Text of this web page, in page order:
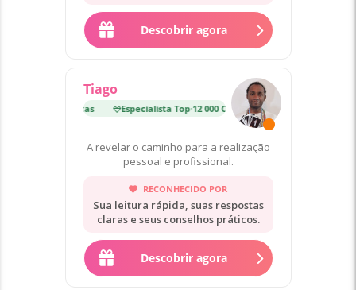
Descobrir agora
Tiago
Especialista Top· 12 000 Consultas
A revelar o caminho para a realização
pessoal e profissional.
RECONHECIDO POR
Sua leitura rápida, suas respostas
claras e seus conselhos práticos.
Descobrir agora